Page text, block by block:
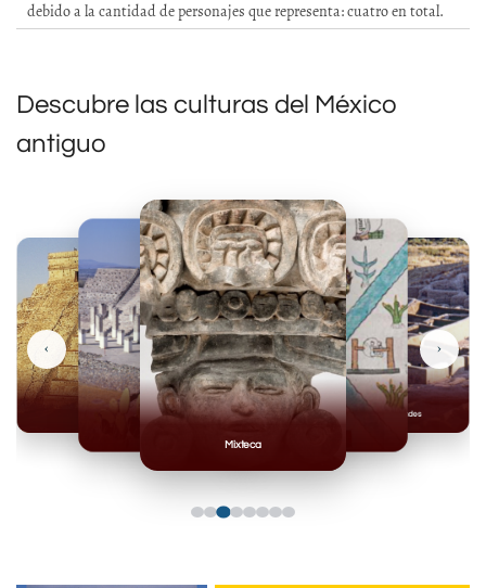
debido a la cantidad de personajes que representa: cuatro en total.
Descubre las culturas del México
antiguo
Mixteca
Casas Grandes
‹ ›